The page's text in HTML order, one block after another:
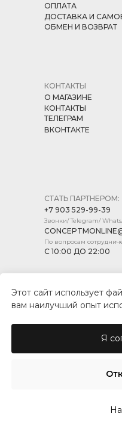
© CONCEPT
СТАТЬ ПАРТНЕРОМ:
+7 903 529-99-39
Звонки/ Telegram/
По вопросам
С 10:00 ДО 22:00
КОНТАКТЫ
О МАГАЗИНЕ
КОНТАКТЫ
ТЕЛЕГРАМ
ВКОНТАКТЕ
ОПЛАТА
ДОСТАВКА И
ОБМЕН И ВОЗВРАТ
ПУБЛИЧНАЯ ОФЕРТА
Этот сайт использует
вам наилучший опыт
Я
Made on